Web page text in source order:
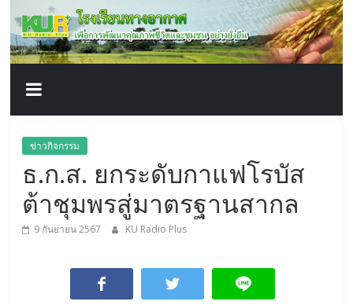
content
โรงเรียน
ทาง
อากาศ​
เพื่อ
พัฒนา
คุณภาพ
ชีวิต
ข่าวกิจกรรม
ธ.ก.ส. ยกระดับกาแฟโรบัส
ต้าชุมพรสู่มาตรฐานสากล
9 กันยายน 2567 KU Radio Plus